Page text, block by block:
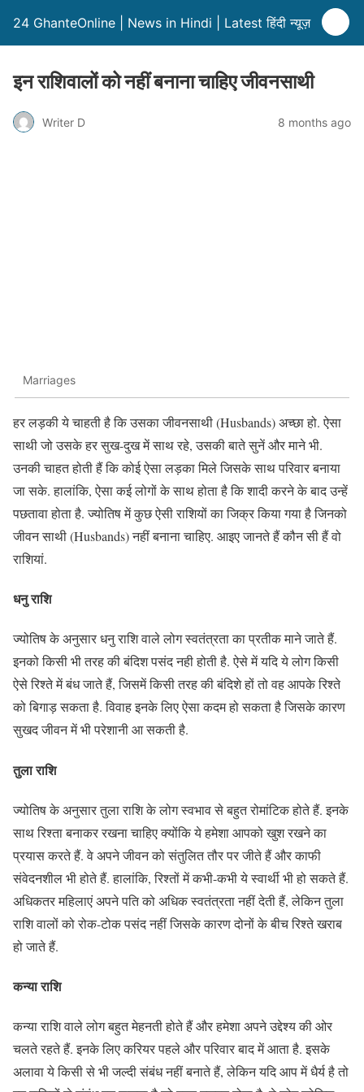
24 GhanteOnline | News in Hindi | Latest हिंदी न्यूज़
इन राशिवालों को नहीं बनाना चाहिए जीवनसाथी
Writer D 8 months ago
Marriages
हर लड़की ये चाहती है कि उसका जीवनसाथी (Husbands) अच्छा हो. ऐसा
साथी जो उसके हर सुख-दुख में साथ रहे, उसकी बाते सुनें और माने भी.
उनकी चाहत होती हैं कि कोई ऐसा लड़का मिले जिसके साथ परिवार बनाया
जा सके. हालांकि, ऐसा कई लोगों के साथ होता है कि शादी करने के बाद उन्हें
पछतावा होता है. ज्योतिष में कुछ ऐसी राशियों का जिक्र किया गया है जिनको
जीवन साथी (Husbands) नहीं बनाना चाहिए. आइए जानते हैं कौन सी हैं वो
राशियां.
धनु राशि
ज्योतिष के अनुसार धनु राशि वाले लोग स्वतंत्रता का प्रतीक माने जाते हैं.
इनको किसी भी तरह की बंदिश पसंद नही होती है. ऐसे में यदि ये लोग किसी
ऐसे रिश्ते में बंध जाते हैं, जिसमें किसी तरह की बंदिशे हों तो वह आपके रिश्ते
को बिगाड़ सकता है. विवाह इनके लिए ऐसा कदम हो सकता है जिसके कारण
सुखद जीवन में भी परेशानी आ सकती है.
तुला राशि
ज्योतिष के अनुसार तुला राशि के लोग स्वभाव से बहुत रोमांटिक होते हैं. इनके
साथ रिश्ता बनाकर रखना चाहिए क्योंकि ये हमेशा आपको खुश रखने का
प्रयास करते हैं. वे अपने जीवन को संतुलित तौर पर जीते हैं और काफी
संवेदनशील भी होते हैं. हालांकि, रिश्तों में कभी-कभी ये स्वार्थी भी हो सकते हैं.
अधिकतर महिलाएं अपने पति को अधिक स्वतंत्रता नहीं देती हैं, लेकिन तुला
राशि वालों को रोक-टोक पसंद नहीं जिसके कारण दोनों के बीच रिश्ते खराब
हो जाते हैं.
कन्या राशि
कन्या राशि वाले लोग बहुत मेहनती होते हैं और हमेशा अपने उद्देश्य की ओर
चलते रहते हैं. इनके लिए करियर पहले और परिवार बाद में आता है. इसके
अलावा ये किसी से भी जल्दी संबंध नहीं बनाते हैं, लेकिन यदि आप में धैर्य है तो